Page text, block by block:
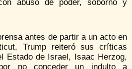
abuso de poder, soborno y
antes de partir a un acto en
Trump reiteró sus críticas
Estado de Israel, Isaac Herzog,
no conceder un indulto a